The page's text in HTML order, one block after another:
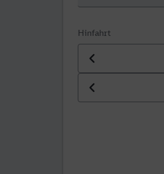
Hinfahrt
Datum der Hinfahrt
Uhrzeit der Hinfahrt